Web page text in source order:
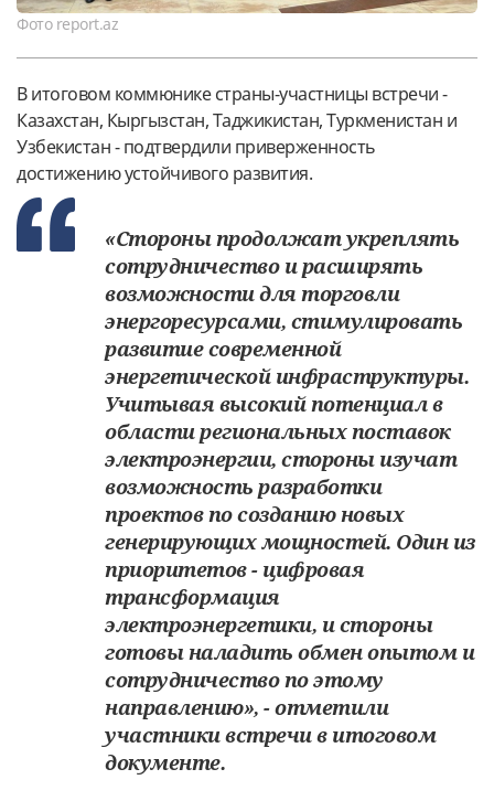
Фото report.az
В итоговом коммюнике страны-участницы встречи -
Казахстан, Кыргызстан, Таджикистан, Туркменистан и
Узбекистан - подтвердили приверженность
достижению устойчивого развития.
«Стороны продолжат укреплять
сотрудничество и расширять
возможности для торговли
энергоресурсами, стимулировать
развитие современной
энергетической инфраструктуры.
Учитывая высокий потенциал в
области региональных поставок
электроэнергии, стороны изучат
возможность разработки
проектов по созданию новых
генерирующих мощностей. Один из
приоритетов - цифровая
трансформация
электроэнергетики, и стороны
готовы наладить обмен опытом и
сотрудничество по этому
направлению», - отметили
участники встречи в итоговом
документе.